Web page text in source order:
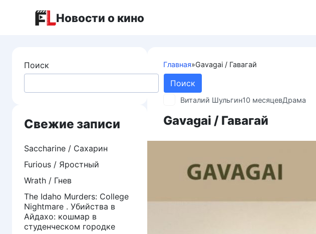
Новости о кино
Главная»Gavagai / Гавагай
Виталий Шульгин10 месяцевДрама
Gavagai / Гавагай
Поиск
Поиск
Свежие записи
Saccharine / Сахарин
Furious / Яростный
Wrath / Гнев
The Idaho Murders: College
Nightmare . Убийства в
Айдахо: кошмар в
студенческом городке